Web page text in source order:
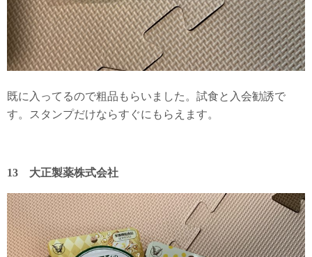
既に入ってるので粗品もらいました。試食と入会勧誘で
す。スタンプだけならすぐにもらえます。
13 大正製薬株式会社